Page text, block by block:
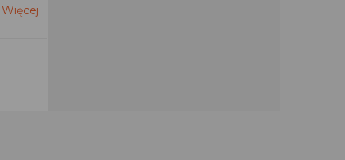
Więcej